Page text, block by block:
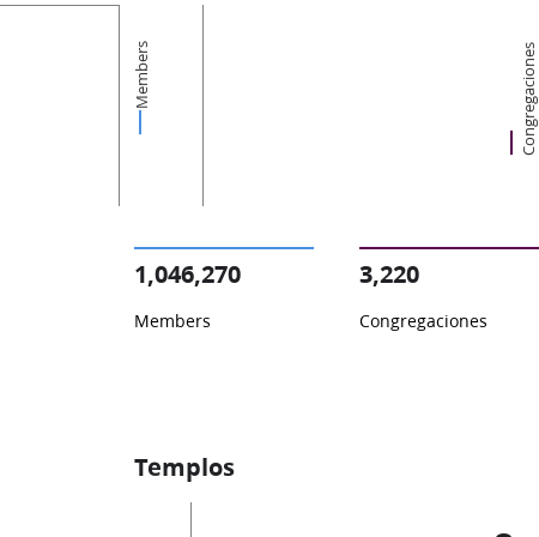
Members Congregaciones
1,046,270
Members
3,220
Congregaciones
Templos